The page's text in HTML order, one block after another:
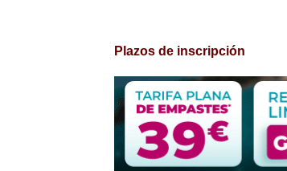
Plazos de inscripción